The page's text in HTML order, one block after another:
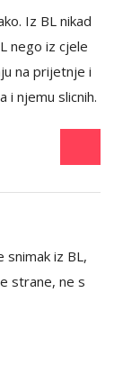
Iz BL nikad
nego iz cjele
na prijetnje i
i njemu slicnih.
snimak iz BL,
strane, ne s